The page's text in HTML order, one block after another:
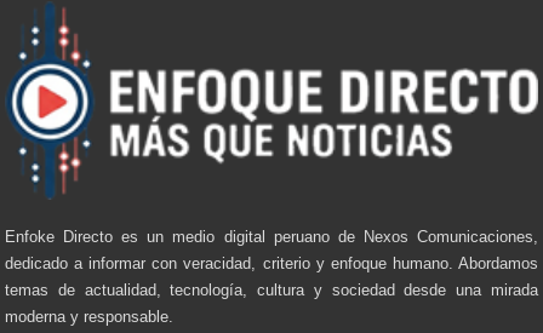
Enfoke Directo es un medio digital peruano de Nexos Comunicaciones,
dedicado a informar con veracidad, criterio y enfoque humano. Abordamos
temas de actualidad, tecnología, cultura y sociedad desde una mirada
moderna y responsable.